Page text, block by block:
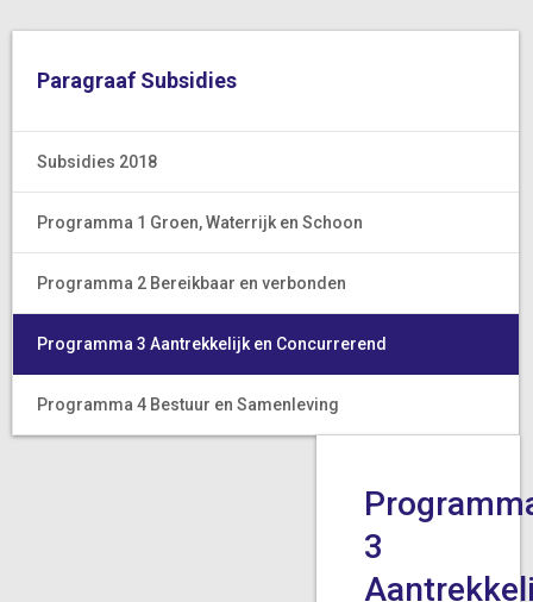
Paragraaf Subsidies
Subsidies 2018
Programma 1 Groen, Waterrijk en Schoon
Programma 2 Bereikbaar en verbonden
Programma 3 Aantrekkelijk en Concurrerend
Programma 4 Bestuur en Samenleving
3